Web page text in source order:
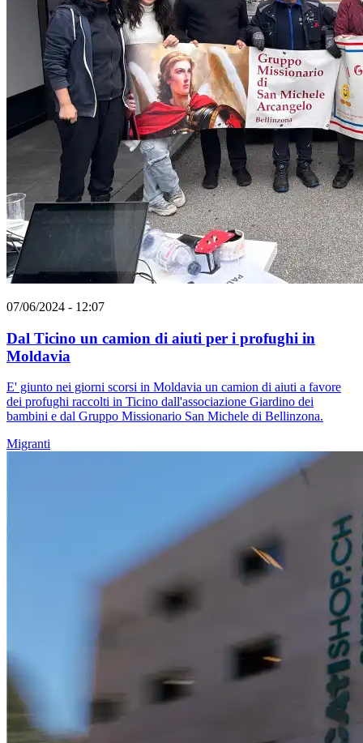
07/06/2024 - 12:07
Dal Ticino un camion di aiuti per i profughi in
Moldavia
E' giunto nei giorni scorsi in Moldavia un camion di aiuti a favore
dei profughi raccolti in Ticino dall'associazione Giardino dei
bambini e dal Gruppo Missionario San Michele di Bellinzona.
Migranti